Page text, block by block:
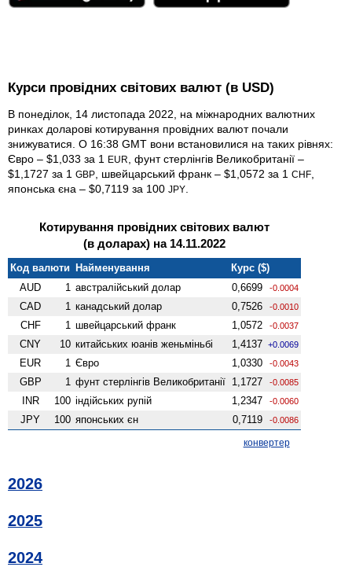
Курси провідних світових валют (в USD)
В понеділок, 14 листопада 2022, на міжнародних валютних
ринках доларові котирування провідних валют почали
знижуватися. О 16:38 GMT вони встановилися на таких рівнях:
Євро – $1,033 за 1 EUR
, фунт стерлінгів Велико­британії –
$1,1727 за 1 GBP , швейцарський франк – $1,0572 за 1 CHF
японська єна – $0,7119 за 100 JPY
Котирування провідних світових валют
(в доларах) на 14.11.2022
Код валюти Найменування
Курс ($)
AUD
1 австралійський долар 0,6699 -0.0004
CAD 1 канадський долар 0,7526 -0.0010
CHF 1 швейцарський франк 1,0572 -0.0037
CNY 10 китайських юанів женьмiньбi 1,4137 +0.0069
EUR 1 Євро 1,0330 -0.0043
GBP 1 фунт стерлінгів Велико­британії 1,1727 -0.0085
INR 100 індійських рупій 1,2347 -0.0060
JPY 100 японських єн 0,7119 -0.0086
конвертер
2026
2025
2024